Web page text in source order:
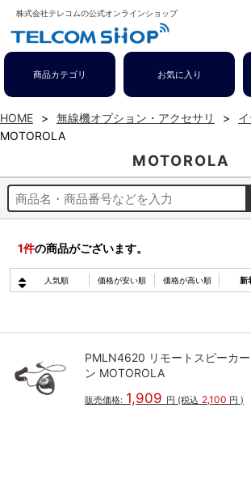
株式会社テレコムの公式オンラインショップ
商品カテゴリ お気に入り
HOME 無線機オプション・アクセサリ
MOTOROLA
MOTOROLA
1件の商品がございます。
人気順 価格が安い順 価格が高い順 新
PMLN4620 リモートスピーカ
ン MOTOROLA
販売価格: 1,909 円 (税込 2,100 円 )